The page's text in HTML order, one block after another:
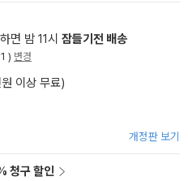
면 밤 11시 잠들기전 배송
) 변경
이상 무료)
개정판 보기
청구 할인